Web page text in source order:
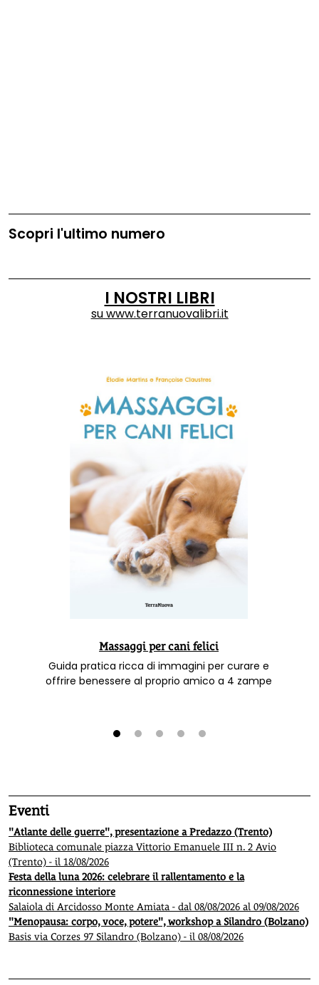
Scopri l'ultimo numero
I NOSTRI LIBRI
suwww.terranuovalibri.it
Massaggi per cani felici
Guida pratica ricca di immagini per curare e
offrire benessere al proprio amico a 4 zampe
Eventi
"Atlante delle guerre", presentazione a Predazzo (Trento)
Biblioteca comunale piazza Vittorio Emanuele III n. 2 Avio
(Trento) - il 18/08/2026
Festa della luna 2026: celebrare il rallentamento e la
riconnessione interiore
Salaiola di Arcidosso Monte Amiata - dal 08/08/2026 al 09/08/2026
"Menopausa: corpo, voce, potere", workshop a Silandro (Bolzano)
Basis via Corzes 97 Silandro (Bolzano) - il 08/08/2026